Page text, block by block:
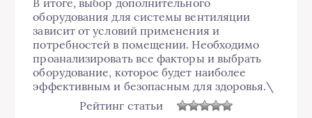
В итоге, выбор дополнительного
оборудования для системы вентиляции
зависит от условий применения и
потребностей в помещении. Необходимо
проанализировать все факторы и выбрать
оборудование, которое будет наиболее
эффективным и безопасным для здоровья.\
Рейтинг статьи